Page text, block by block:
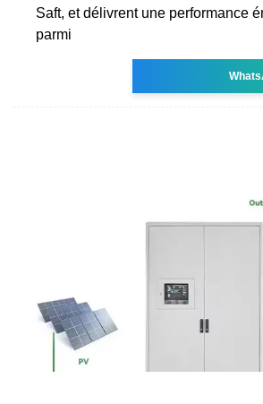
Saft, et délivrent une performance
parmi